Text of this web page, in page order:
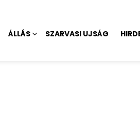
ÁLLÁS SZARVASI UJSÁG